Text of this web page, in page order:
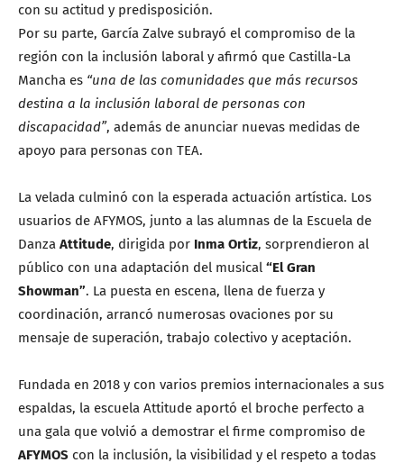
con su actitud y predisposición.
Por su parte, García Zalve subrayó el compromiso de la
región con la inclusión laboral y afirmó que Castilla-La
Mancha es “una de las comunidades que más recursos
destina a la inclusión laboral de personas con
discapacidad”, además de anunciar nuevas medidas de
apoyo para personas con TEA.
La velada culminó con la esperada actuación artística. Los
usuarios de AFYMOS, junto a las alumnas de la Escuela de
Danza Attitude, dirigida por Inma Ortiz, sorprendieron al
público con una adaptación del musical “El Gran
Showman”. La puesta en escena, llena de fuerza y
coordinación, arrancó numerosas ovaciones por su
mensaje de superación, trabajo colectivo y aceptación.
Fundada en 2018 y con varios premios internacionales a sus
espaldas, la escuela Attitude aportó el broche perfecto a
una gala que volvió a demostrar el firme compromiso de
AFYMOS con la inclusión, la visibilidad y el respeto a todas